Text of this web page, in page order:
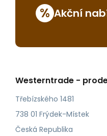
% Akční
Westerntrade -
Třebízského 1481
738 01 Frýdek-Místek
Česká Republika